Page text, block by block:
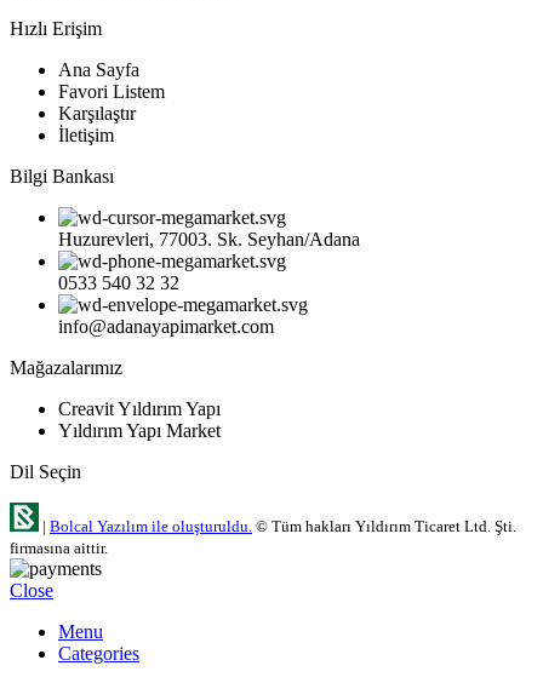
Hızlı Erişim
Ana Sayfa
Favori Listem
Karşılaştır
İletişim
Bilgi Bankası
Huzurevleri, 77003. Sk. Seyhan/Adana
0533 540 32 32
info@adanayapimarket.com
Mağazalarımız
Creavit Yıldırım Yapı
Yıldırım Yapı Market
Dil Seçin
| Bolcal Yazılım ile oluşturuldu. © Tüm hakları Yıldırım Ticaret Ltd. Şti.
firmasına aittir.
Close
Menu
Categories